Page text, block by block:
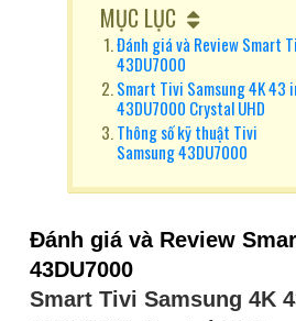
MỤC LỤC
Đánh giá và Review Smart
43DU7000
Smart Tivi Samsung 4K 43
43DU7000 Crystal UHD
Thông số kỹ thuật Tivi
Samsung 43DU7000
Đánh giá và Review
43DU7000
Smart Tivi Samsung 4K